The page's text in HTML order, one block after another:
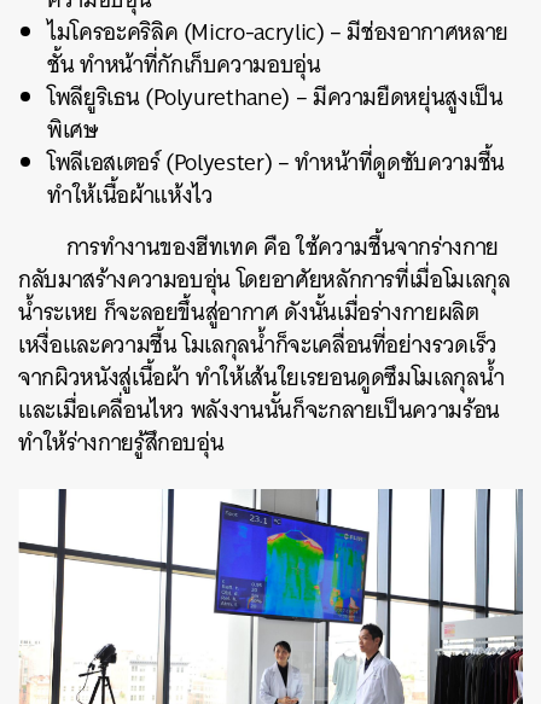
ไมโครอะคริลิค (Micro-acrylic) – มีช่องอากาศหลาย
ชั้น ทำหน้าที่กักเก็บความอบอุ่น
โพลียูริเธน (Polyurethane) – มีความยืดหยุ่นสูงเป็น
พิเศษ
โพลีเอสเตอร์ (Polyester) – ทำหน้าที่ดูดซับความชื้น
ทำให้เนื้อผ้าแห้งไว
การทำงานของฮีทเทค คือ ใช้ความชื้นจากร่างกาย
กลับมาสร้างความอบอุ่น โดยอาศัยหลักการที่เมื่อโมเลกุล
น้ำระเหย ก็จะลอยขึ้นสู่อากาศ ดังนั้นเมื่อร่างกายผลิต
เหงื่อและความชื้น โมเลกุลน้ำก็จะเคลื่อนที่อย่างรวดเร็ว
จากผิวหนังสู่เนื้อผ้า ทำให้เส้นใยเรยอนดูดซึมโมเลกุลน้ำ
และเมื่อเคลื่อนไหว พลังงานนั้นก็จะกลายเป็นความร้อน
ทำให้ร่างกายรู้สึกอบอุ่น